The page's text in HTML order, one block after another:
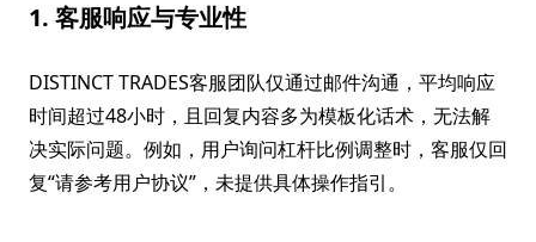
1. 客服响应与专业性
DISTINCT TRADES客服团队仅通过邮件沟通，平均响应
时间超过48小时，且回复内容多为模板化话术，无法解
决实际问题。例如，用户询问杠杆比例调整时，客服仅回
复“请参考用户协议”，未提供具体操作指引。